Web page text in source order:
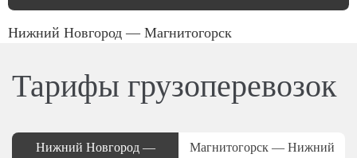
Нижний Новгород — Магнитогорск
Тарифы грузоперевозок
Нижний Новгород —
Магнитогорск — Нижний